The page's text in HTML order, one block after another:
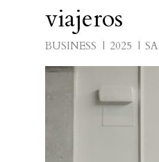
viajeros
BUSINESS 2025